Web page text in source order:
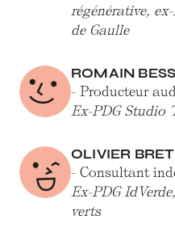
régénérative,
de Gaulle
ROMAIN
- Producteur
Ex-PDG Studio
OLIVIER BRET
- Consultant
Ex-PDG
verts